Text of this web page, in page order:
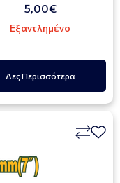
5,00€
Εξαντλημένο
Δες Περισσότερα